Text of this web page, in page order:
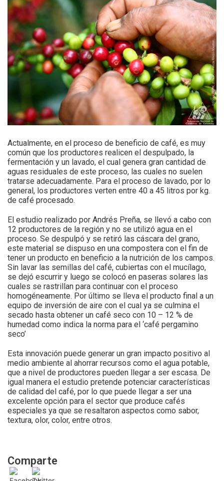
Comparte
Actualmente, en el proceso de beneficio de café, es muy
común que los productores realicen el despulpado, la
fermentación y un lavado, el cual genera gran cantidad de
aguas residuales de este proceso, las cuales no suelen
tratarse adecuadamente. Para el proceso de lavado, por lo
general, los productores verten entre 40 a 45 litros por kg.
de café procesado.
El estudio realizado por Andrés Preña, se llevó a cabo con
12 productores de la región y no se utilizó agua en el
proceso. Se despulpó y se retiró las cáscara del grano,
este material se dispuso en una compostera con el fin de
tener un producto en beneficio a la nutrición de los campos.
Sin lavar las semillas del café, cubiertas con el mucílago,
se dejó escurrir y luego se colocó en paseras solares las
cuales se rastrillan para continuar con el proceso
homogéneamente. Por último se lleva el producto final a un
equipo de inversión de aire con el cual ya se culmina el
secado hasta obtener un café seco con 10 – 12 % de
humedad como indica la norma para el ‘café pergamino
seco’
Esta innovación puede generar un gran impacto positivo al
medio ambiente al ahorrar recursos como el agua potable,
que a nivel de productores pueden llegar a ser escasa. De
igual manera el estudio pretende potenciar características
de calidad del café, por lo que puede llegar a ser una
excelente opción para el sector que produce cafés
especiales ya que se resaltaron aspectos como sabor,
textura, olor, color, entre otros.